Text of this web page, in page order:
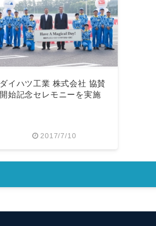
ダイハツ工業 株式会社 協賛
開始記念セレモニーを実施
2017/7/10